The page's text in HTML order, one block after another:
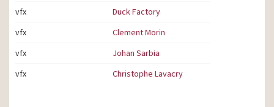
vfx
Duck Factory
vfx
Clement Morin
vfx
Johan Sarbia
vfx
Christophe Lavacry